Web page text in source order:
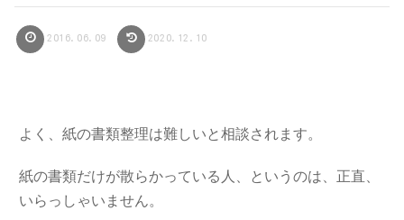
2016.06.09 2020.12.10
よく、紙の書類整理は難しいと相談されます。
紙の書類だけが散らかっている人、というのは、正直、
いらっしゃいません。